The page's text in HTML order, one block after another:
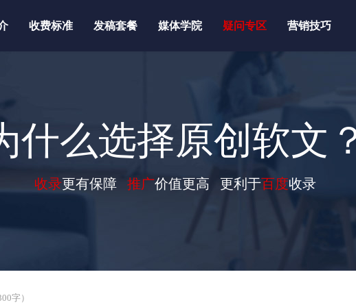
收费标准 发稿套餐 媒体学院 疑问专区 营销技巧
什么选择原创软文
收录更有保障 推广价值更高 更利于百度收录
字）